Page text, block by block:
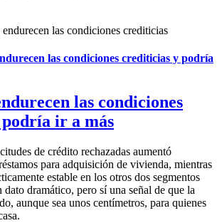
las condiciones crediticias y podría
las condiciones
ir a más
de crédito rechazadas aumentó
para adquisición de vivienda, mientras
estable en los otros dos segmentos
dato dramático, pero sí una señal de que la
aunque sea unos centímetros, para quienes